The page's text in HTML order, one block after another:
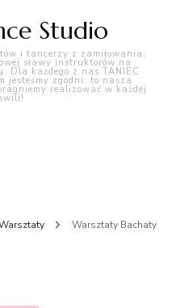
Studio
i tancerzy z zamiłowania,
sławy instruktorów na
Dla każdego z nas TANIEC
jesteśmy zgodni: to nasza
realizować w każdej
Warsztaty Bachaty